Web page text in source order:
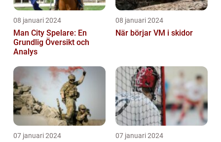
08 januari 2024
Man City Spelare: En
Grundlig Översikt och
Analys
08 januari 2024
När börjar VM i skidor
07 januari 2024 07 januari 2024